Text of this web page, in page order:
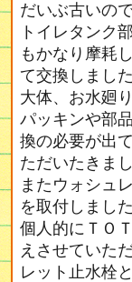
だいぶ古いの
トイレタンク
もかなり摩耗
て交換しました
大体、お水廻
パッキンや部
換の必要が出
ただいたきまし
またウォシュ
を取付しました
個人的にＴＯ
えさせていた
レット止水栓